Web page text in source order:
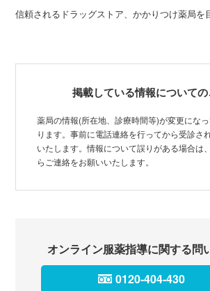
信頼されるドラッグストア、かかりつけ薬局を
掲載している情報について
薬局の情報(所在地、診療時間等)が変更にな
ります。事前に電話連絡を行ってから受診さ
いたします。情報について誤りがある場合は
らご連絡をお願いいたします。
オンライン服薬指導に関する問
0120-404-430